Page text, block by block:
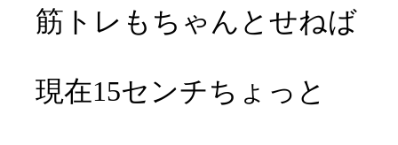
筋トレもちゃんとせねば
現在15センチちょっと